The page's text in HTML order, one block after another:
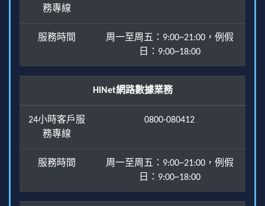
務專線
服務時間
周一至周五：9:00~21:00，例假
日：9:00~18:00
HiNet網路數據業務
24小時客戶服
務專線
0800-080412
服務時間
周一至周五：9:00~21:00，例假
日：9:00~18:00